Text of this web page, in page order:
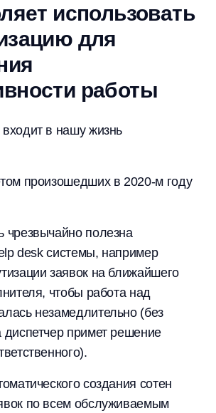
использовать
для
работы
в нашу жизнь
произошедших в 2020-мгоду
чрезвычайно полезна
desk системы, например
заявок на ближайшего
чтобы работа над
незамедлительно (без
примет решение
создания сотен
по всем обслуживаемым